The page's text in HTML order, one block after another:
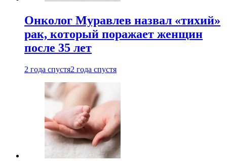
Онколог Муравлев назвал «тихий»
рак, который поражает женщин
после 35 лет
2 года спустя2 года спустя